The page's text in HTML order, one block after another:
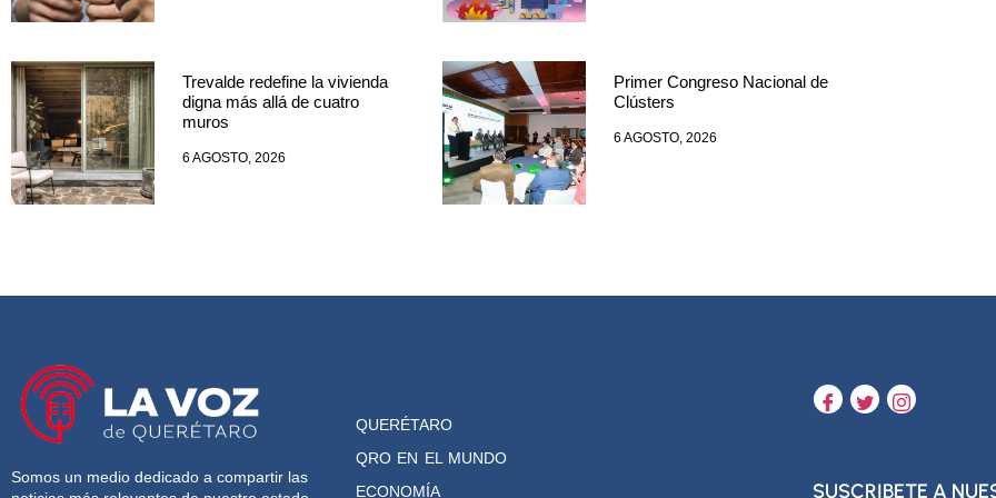
Trevalde redefine la vivienda
digna más allá de cuatro
muros
6 AGOSTO, 2026
Primer Congreso Nacional de
Clústers
6 AGOSTO, 2026
Somos un medio dedicado a compartir las
QUERÉTARO
QRO EN EL MUNDO
ECONOMÍA
SUSCRIBETE A